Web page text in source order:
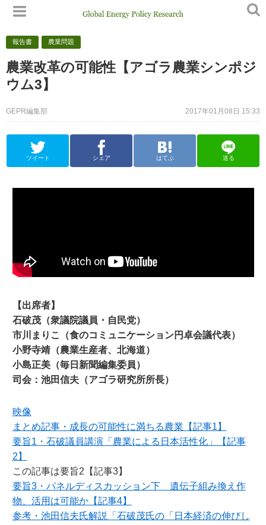
報告書 農業問題
農業改革の可能性【アゴラ農業シンポジ
ウム3】
2017年01月08日 15:33
GEPR編集部
ツイート シェア はてぶ 送る
【出席者】
石破茂（衆議院議員・自民党）
市川まりこ（食のコミュニケーション円卓会議代表）
小野寺靖（農業生産者、北海道）
小島正美（毎日新聞編集委員）
司会：池田信夫（アゴラ研究所所長）
映像
まとめ記事・成長の可能性に満ちる農業【記事1】
要旨1・石破議員講演「農業による日本活性化」【記事
2】
この記事は要旨2【記事3】
要旨3・パネルディスカッション下 遺伝子組み換え作
物、活用は可能か【記事4】
参考・池田信夫氏解説「石破茂氏の「日本経済の伸びし